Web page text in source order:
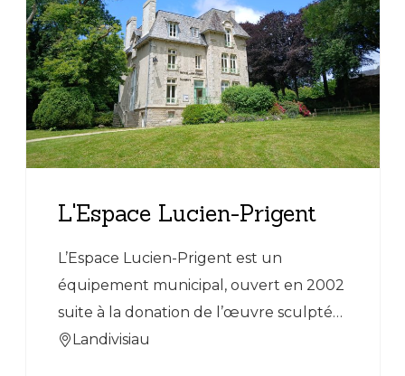
L'Espace Lucien-Prigent
L’Espace Lucien-Prigent est un
équipement municipal, ouvert en 2002
suite à la donation de l’œuvre sculptée
de Lucien Prigent (1937-1992) à la Ville
Landivisiau